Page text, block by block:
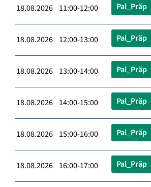
18.08.2026 11:00-12:00 Pal_Präp
18.08.2026 12:00-13:00 Pal_Präp
18.08.2026 13:00-14:00 Pal_Präp
18.08.2026 14:00-15:00 Pal_Präp
18.08.2026 15:00-16:00 Pal_Präp
18.08.2026 16:00-17:00 Pal_Präp